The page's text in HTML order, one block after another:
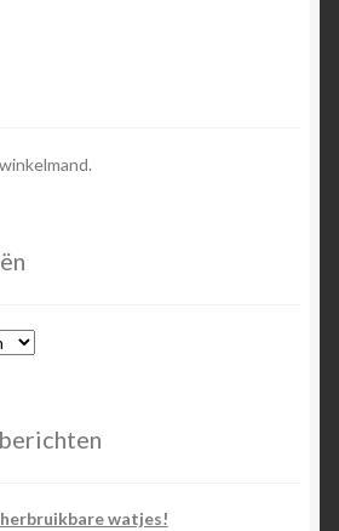
herbruikbare watjes!